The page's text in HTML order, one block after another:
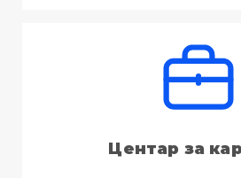
Центар за